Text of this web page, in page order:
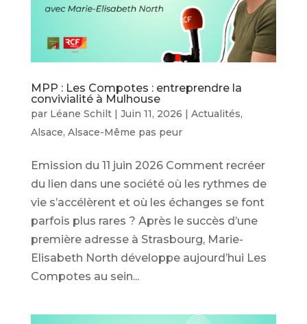
MPP : Les Compotes : entreprendre la
convivialité à Mulhouse
par Léane Schilt| Juin 11, 2026 Actualités,
Alsace, Alsace-Même pas peur
Emission du 11 juin 2026 Comment recréer
du lien dans une société où les rythmes de
vie s’accélèrent et où les échanges se font
parfois plus rares ? Après le succès d’une
première adresse à Strasbourg, Marie-
Elisabeth North développe aujourd’hui Les
Compotes au sein...